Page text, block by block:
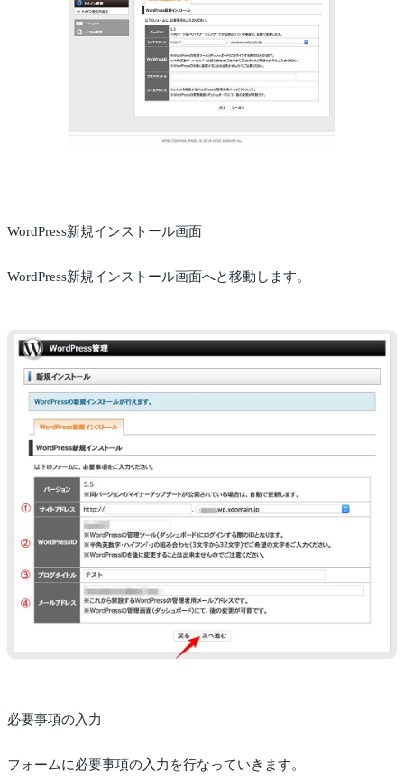
WordPress新規インストール画面
WordPress新規インストール画面へと移動します。
必要事項の入力
フォームに必要事項の入力を行なっていきます。